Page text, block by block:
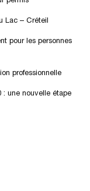
Lac – Créteil
pour les personnes
professionnelle
: une nouvelle étape